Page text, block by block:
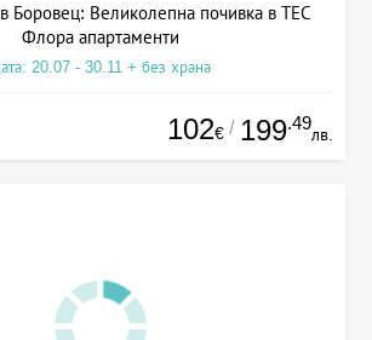
Боровец: Великолепна почивка в ТЕС
Флора апартаменти
20.07 - 30.11 + без храна
102€ / 199.49
лв.